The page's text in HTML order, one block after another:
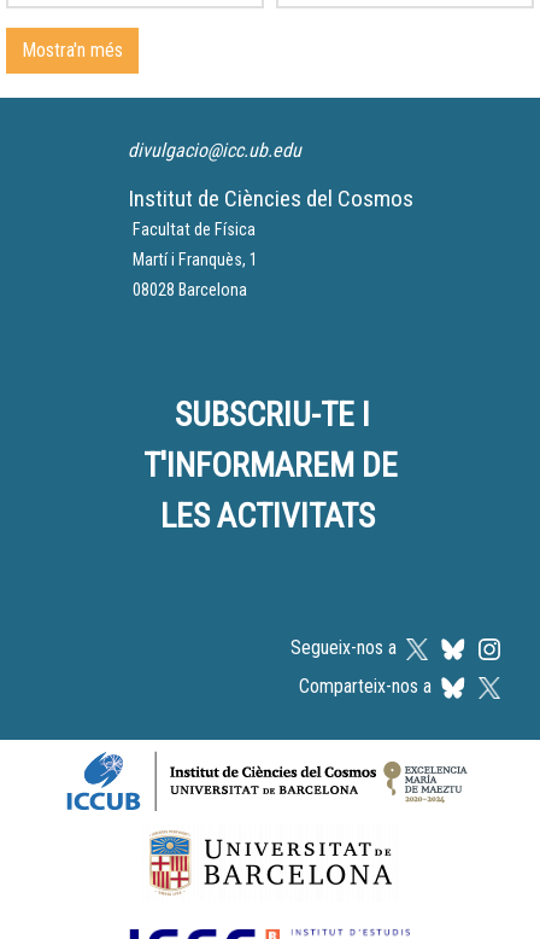
Mostra'n més
divulgacio@icc.ub.edu
Institut de Ciències del Cosmos
Facultat de Física
Martí i Franquès, 1
08028 Barcelona
SUBSCRIU-TE I
T'INFORMAREM DE
LES ACTIVITATS
Segueix-nos a
Comparteix-nos a
Logos footer